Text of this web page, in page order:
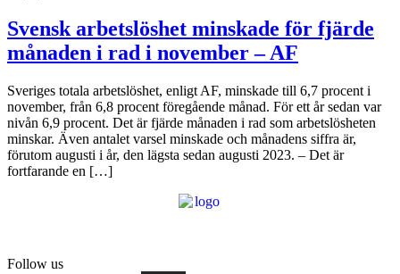
Svensk arbetslöshet minskade för fjärde
månaden i rad i november – AF
Sveriges totala arbetslöshet, enligt AF, minskade till 6,7 procent i
november, från 6,8 procent föregående månad. För ett år sedan var
nivån 6,9 procent. Det är fjärde månaden i rad som arbetslösheten
minskar. Även antalet varsel minskade och månadens siffra är,
förutom augusti i år, den lägsta sedan augusti 2023. – Det är
fortfarande en […]
Follow us